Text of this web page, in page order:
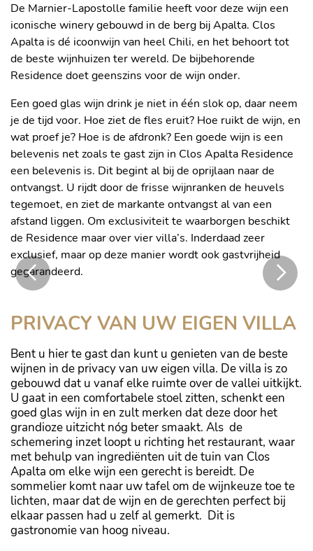
De Marnier-Lapostolle familie heeft voor deze wijn een
iconische winery gebouwd in de berg bij Apalta. Clos
Apalta is dé icoonwijn van heel Chili, en het behoort tot
de beste wijnhuizen ter wereld. De bijbehorende
Residence doet geenszins voor de wijn onder.
Een goed glas wijn drink je niet in één slok op, daar neem
je de tijd voor. Hoe ziet de fles eruit? Hoe ruikt de wijn, en
wat proef je? Hoe is de afdronk? Een goede wijn is een
belevenis net zoals te gast zijn in Clos Apalta Residence
een belevenis is. Dit begint al bij de oprijlaan naar de
ontvangst. U rijdt door de frisse wijnranken de heuvels
tegemoet, en ziet de markante ontvangst al van een
afstand liggen. Om exclusiviteit te waarborgen beschikt
de Residence maar over vier villa’s. Inderdaad zeer
exclusief, maar op deze manier wordt ook gastvrijheid
gegarandeerd.
Wijnkelder van de Residence
PRIVACY VAN UW EIGEN VILLA
Bent u hier te gast dan kunt u genieten van de beste
wijnen in de privacy van uw eigen villa. De villa is zo
gebouwd dat u vanaf elke ruimte over de vallei uitkijkt.
U gaat in een comfortabele stoel zitten, schenkt een
goed glas wijn in en zult merken dat deze door het
grandioze uitzicht nóg beter smaakt. Als de
schemering inzet loopt u richting het restaurant, waar
met behulp van ingrediënten uit de tuin van Clos
Apalta om elke wijn een gerecht is bereidt. De
sommelier komt naar uw tafel om de wijnkeuze toe te
lichten, maar dat de wijn en de gerechten perfect bij
elkaar passen had u zelf al gemerkt. Dit is
gastronomie van hoog niveau.